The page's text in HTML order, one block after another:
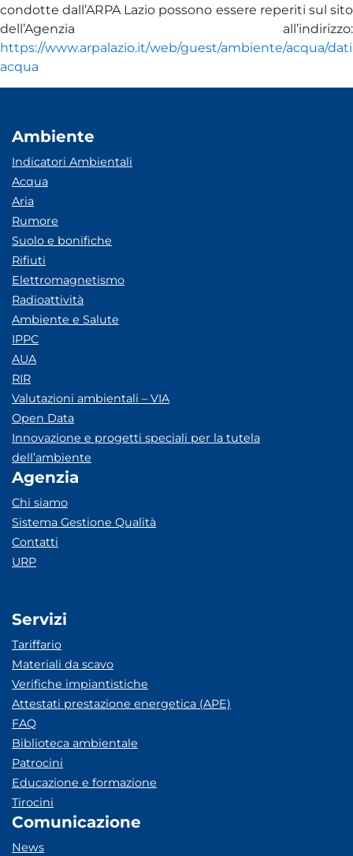
condotte dall’ARPA Lazio possono essere reperiti sul sito
dell’Agenzia all’indirizzo:
https://www.arpalazio.it/web/guest/ambiente/acqua/
acqua
Ambiente
Indicatori Ambientali
Acqua
Aria
Rumore
Suolo e bonifiche
Rifiuti
Elettromagnetismo
Radioattività
Ambiente e Salute
IPPC
AUA
RIR
Valutazioni ambientali – VIA
Open Data
Innovazione e progetti speciali per la tutela
dell’ambiente
Agenzia
Chi siamo
Sistema Gestione Qualità
Contatti
URP
Servizi
Tariffario
Materiali da scavo
Verifiche impiantistiche
Attestati prestazione energetica (APE)
FAQ
Biblioteca ambientale
Patrocini
Educazione e formazione
Tirocini
Comunicazione
News